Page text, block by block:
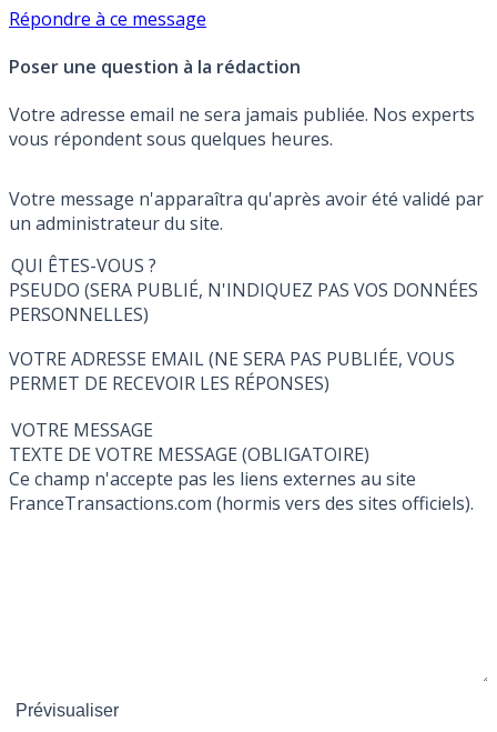
Répondre à ce message
Poser une question à la rédaction
Votre adresse email ne sera jamais publiée. Nos experts
vous répondent sous quelques heures.
Votre message n'apparaîtra qu'après avoir été validé par
un administrateur du site.
QUI ÊTES-VOUS ?
PSEUDO (SERA PUBLIÉ, N'INDIQUEZ PAS VOS DONNÉES
PERSONNELLES)
VOTRE ADRESSE EMAIL (NE SERA PAS PUBLIÉE, VOUS
PERMET DE RECEVOIR LES RÉPONSES)
VOTRE MESSAGE
TEXTE DE VOTRE MESSAGE (OBLIGATOIRE)
Ce champ n'accepte pas les liens externes au site
FranceTransactions.com (hormis vers des sites officiels).